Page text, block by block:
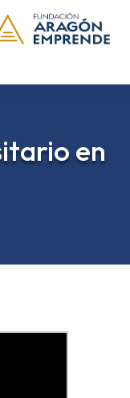
en